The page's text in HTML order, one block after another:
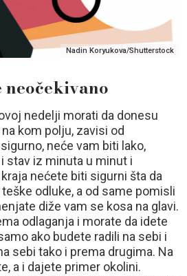
Nadin Koryukova/Shutterstock
nedelji morati da donesu
kom polju, zavisi od
neće vam biti lako,
stav iz minuta u minut i
nećete biti sigurni šta da
odluke, a od same pomisli
diže vam se kosa na glavi.
odlaganja i morate da idete
ako budete radili na sebi i
sebi tako i prema drugima. Na
a i dajete primer okolini.